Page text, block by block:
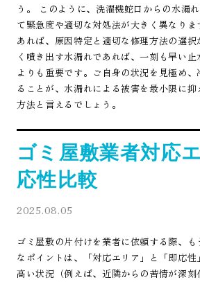
う。 このように、洗濯機蛇口からの水漏
て緊急度や適切な対処法が大きく異なり
あれば、原因特定と適切な修理方法の選
く噴き出す水漏れであれば、一刻も早い
よりも重要です。ご自身の状況を見極め
ることが、水漏れによる被害を最小限に
方法と言えるでしょう。
ゴミ屋敷業者対応
応性比較
2025.08.05
ゴミ屋敷の片付けを業者に依頼する際、
なポイントは、「対応エリア」と「即応
高い状況（例えば、近隣からの苦情が深